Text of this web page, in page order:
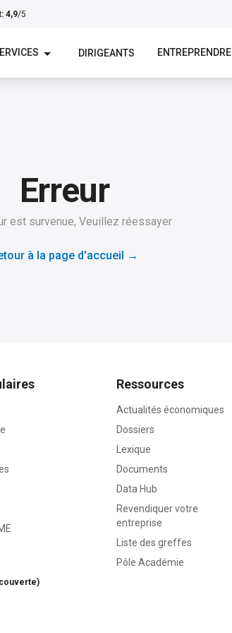
: 4,9/5
DIRIGEANTS ENTREPRENDRE
Erreur
est survenue, Veuillez réessayer
à la page d'accueil →
Ressources
Actualités économiques
Dossiers
Lexique
Documents
Data Hub
Revendiquer votre
entreprise
Liste des greffes
Pôle Académie